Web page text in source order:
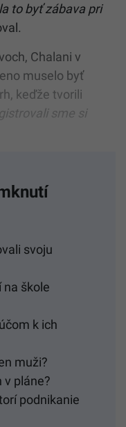
to byť zábava pri
Chalani v
muselo byť
keďže tvorili
sme si
svoju
na škole
k ich
muži?
v pláne?
podnikanie